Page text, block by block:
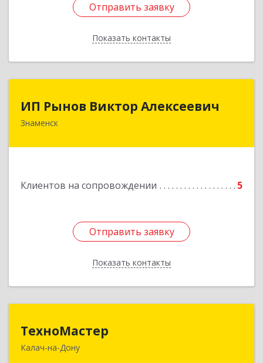
Отправить заявку
Показать контакты
Отправить заявку
Назад
ИП Рынов Виктор Алексеевич
Знаменск
Клиентов на сопровождении 5
Отправить заявку
Показать контакты
Отправить заявку
Назад
ТехноМастер
Калач-на-Дону
404503, Волгоградская обл, Калач-на-Дону г,